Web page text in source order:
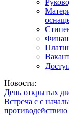
Новости:
День открытых
Встреча с с